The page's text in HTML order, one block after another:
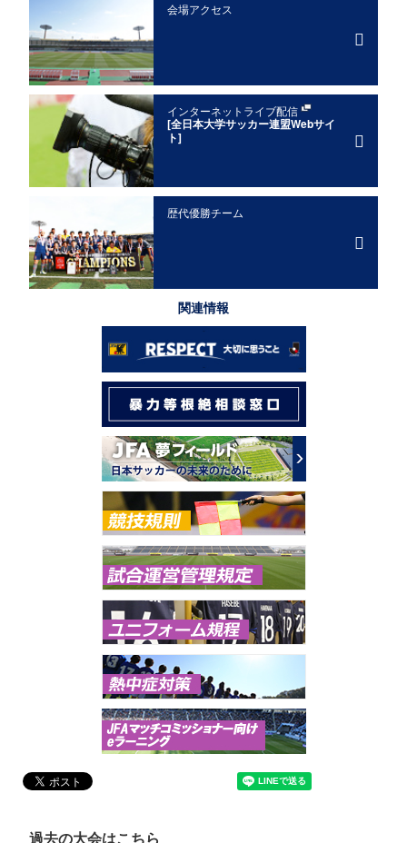
会場アクセス
インターネットライブ配信
[全日本大学サッカー連盟Webサイ
ト]
歴代優勝チーム
関連情報
過去の大会はこちら